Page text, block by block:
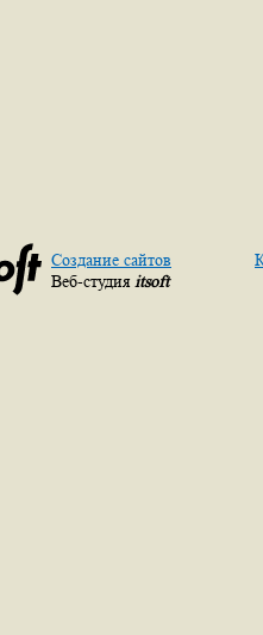
Создание сайтов
Веб-студия itsoft